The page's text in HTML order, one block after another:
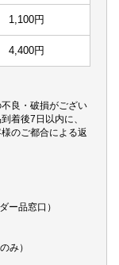
1,100円
4,400円
良・破損がござい
着後7日以内に、
のご都合による返
ー品窓口）
み）